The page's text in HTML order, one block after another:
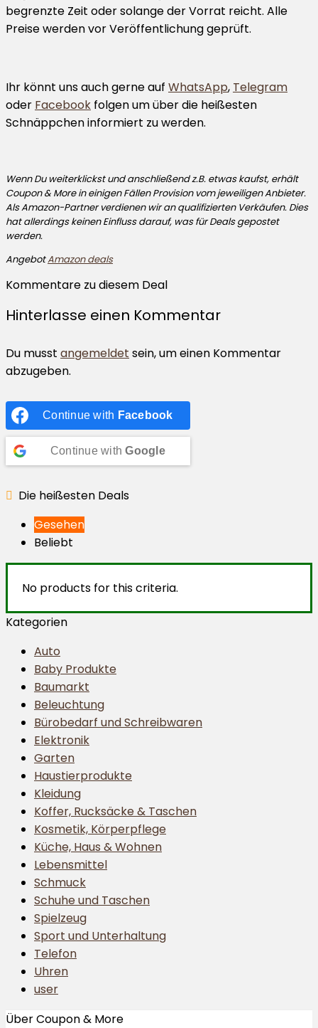
begrenzte Zeit oder solange der Vorrat reicht. Alle
Preise werden vor Veröffentlichung geprüft.
Ihr könnt uns auch gerne auf WhatsApp, Telegram
oder Facebook folgen um über die heißesten
Schnäppchen informiert zu werden.
Wenn Du weiterklickst und anschließend z.B. etwas kaufst, erhält
Coupon & More in einigen Fällen Provision vom jeweiligen Anbieter.
Als Amazon-Partner verdienen wir an qualifizierten Verkäufen. Dies
hat allerdings keinen Einfluss darauf, was für Deals gepostet
werden.
AngebotAmazon deals
Kommentare zu diesem Deal
Hinterlasse einen Kommentar
Du musst angemeldet sein, um einen Kommentar
abzugeben.
Continue with Facebook
Continue withGoogle
Die heißesten Deals
Gesehen
Beliebt
No products for this criteria.
Kategorien
Auto
Baby Produkte
Baumarkt
Beleuchtung
Bürobedarf und Schreibwaren
Elektronik
Garten
Haustierprodukte
Kleidung
Koffer, Rucksäcke & Taschen
Kosmetik, Körperpflege
Küche, Haus & Wohnen
Lebensmittel
Schmuck
Schuhe und Taschen
Spielzeug
Sport und Unterhaltung
Telefon
Uhren
user
Über Coupon & More